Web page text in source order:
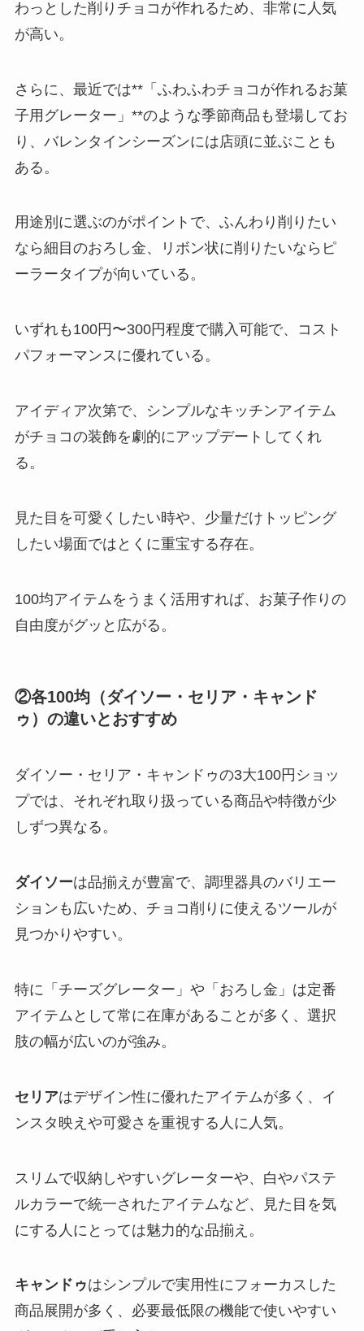
わっとした削りチョコが作れるため、非常に人気
が高い。
さらに、最近では**「ふわふわチョコが作れるお菓
子用グレーター」**のような季節商品も登場してお
り、バレンタインシーズンには店頭に並ぶことも
ある。
用途別に選ぶのがポイントで、ふんわり削りたい
なら細目のおろし金、リボン状に削りたいならピ
ーラータイプが向いている。
いずれも100円〜300円程度で購入可能で、コスト
パフォーマンスに優れている。
アイディア次第で、シンプルなキッチンアイテム
がチョコの装飾を劇的にアップデートしてくれ
る。
見た目を可愛くしたい時や、少量だけトッピング
したい場面ではとくに重宝する存在。
100均アイテムをうまく活用すれば、お菓子作りの
自由度がグッと広がる。
②各100均（ダイソー・セリア・キャンド
ゥ）の違いとおすすめ
ダイソー・セリア・キャンドゥの3大100円ショッ
プでは、それぞれ取り扱っている商品や特徴が少
しずつ異なる。
ダイソーは品揃えが豊富で、調理器具のバリエー
ションも広いため、チョコ削りに使えるツールが
見つかりやすい。
特に「チーズグレーター」や「おろし金」は定番
アイテムとして常に在庫があることが多く、選択
肢の幅が広いのが強み。
セリアはデザイン性に優れたアイテムが多く、イ
ンスタ映えや可愛さを重視する人に人気。
スリムで収納しやすいグレーターや、白やパステ
ルカラーで統一されたアイテムなど、見た目を気
にする人にとっては魅力的な品揃え。
キャンドゥはシンプルで実用性にフォーカスした
商品展開が多く、必要最低限の機能で使いやすい